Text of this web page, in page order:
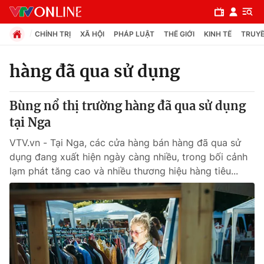
Chuyên mục
Chính trị
Xã hội
Pháp luật
Y tế
Thế giới
CHÍNH TRỊ XÃ HỘI PHÁP LUẬT THẾ GIỚI KINH TẾ
hàng đã qua sử dụng
Bùng nổ thị trường hàng đã qua sử dụng
tại Nga
VTV.vn - Tại Nga, các cửa hàng bán hàng đã qua sử
dụng đang xuất hiện ngày càng nhiều, trong bối cảnh
lạm phát tăng cao và nhiều thương hiệu hàng tiêu...